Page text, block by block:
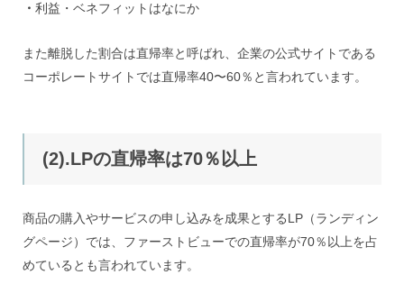
・ 利益・ベネフィットはなにか
また離脱した割合は直帰率と呼ばれ、企業の公式サイトである
コーポレートサイトでは直帰率40〜60％と言われています。
(2).LPの直帰率は70％以上
商品の購入やサービスの申し込みを成果とするLP（ランディン
グページ）では、ファーストビューでの直帰率が70％以上を占
めているとも言われています。